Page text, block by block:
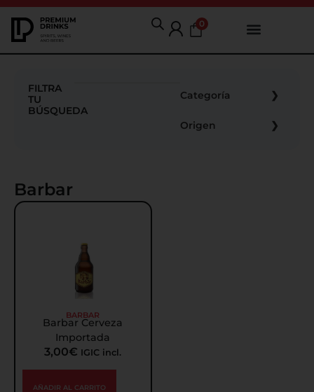
0
FILTRA
TU
BÚSQUEDA
Categoría
Origen
Barbar
BARBAR
Barbar Cerveza
Importada
3,00€ IGIC incl.
AÑADIR AL CARRITO